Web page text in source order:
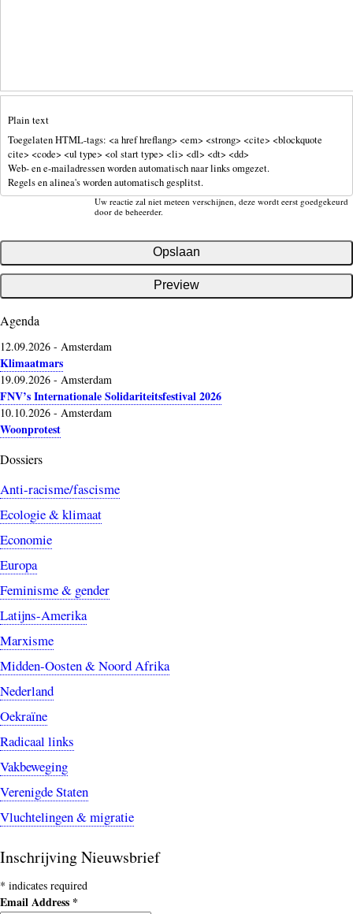
Plain text
Toegelaten HTML-tags: <a href hreflang> <em> <strong> <cite> <blockquote
cite> <code> <ul type> <ol start type> <li> <dl> <dt> <dd>
Web- en e-mailadressen worden automatisch naar links omgezet.
Regels en alinea's worden automatisch gesplitst.
Uw reactie zal niet meteen verschijnen, deze wordt eerst goedgekeurd
door de beheerder.
Agenda
12.09.2026 - Amsterdam
Klimaatmars
19.09.2026 - Amsterdam
FNV’s Internationale Solidariteitsfestival 2026
10.10.2026 - Amsterdam
Woonprotest
Dossiers
Anti-racisme/fascisme
Ecologie & klimaat
Economie
Europa
Feminisme & gender
Latijns-Amerika
Marxisme
Midden-Oosten & Noord Afrika
Nederland
Oekraïne
Radicaal links
Vakbeweging
Verenigde Staten
Vluchtelingen & migratie
Inschrijving Nieuwsbrief
* indicates required
Email Address *